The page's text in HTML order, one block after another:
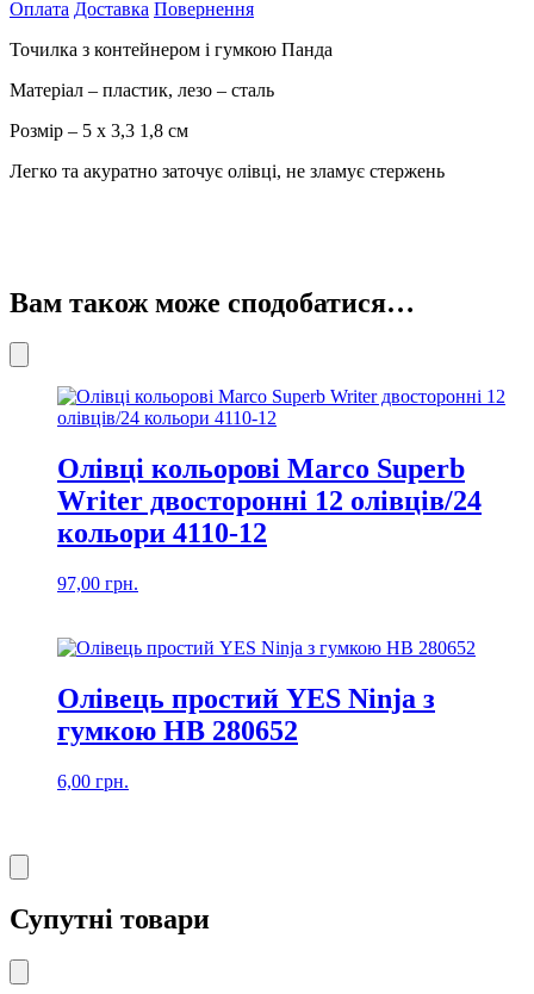
кількість
Оплата Доставка Повернення
Точилка з контейнером і гумкою Панда
Матеріал – пластик, лезо – сталь
Розмір – 5 х 3,3 1,8 см
Легко та акуратно заточує олівці, не зламує стержень
Вам також може сподобатися…
Олівці кольорові Marco Superb
Writer двосторонні 12 олівців/24
кольори 4110-12
97,00 грн.
Олівець простий YES Ninja з
гумкою HB 280652
6,00 грн.
Супутні товари